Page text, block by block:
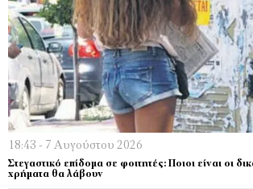
18:43 - 7 Αυγούστου 2026
Στεγαστικό επίδομα σε φοιτητές: Ποιοι είναι οι
χρήματα θα λάβουν